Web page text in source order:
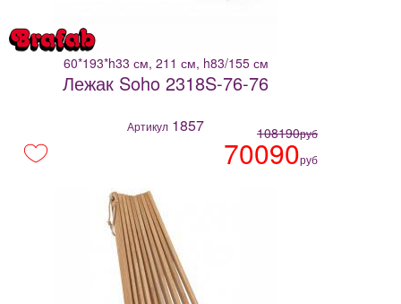
60*193*h33 см, 211 см, h83/155 см
Лежак Soho 2318S-76-76
Артикул 1857 108190руб
70090руб